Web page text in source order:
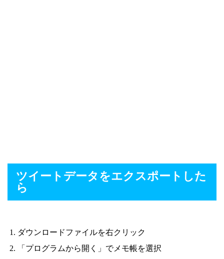
ツイートデータをエクスポートした
ら
ダウンロードファイルを右クリック
「プログラムから開く」でメモ帳を選択